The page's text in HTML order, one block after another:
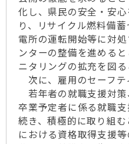
化し、県民の安全・安
り、リサイクル燃料備
電所の運転開始等に対
ンターの整備を進める
ニタリングの拡充を図る
次に、雇用のセーフテ
若年者の就職支援対
卒業予定者に係る就職
続き、積極的に取り組
における資格取得支援